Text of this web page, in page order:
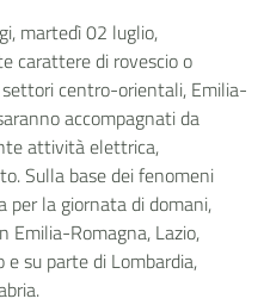
martedì 02 luglio,
carattere di rovescio o
centro-orientali, Emilia-
accompagnati da
attività elettrica,
Sulla base dei fenomeni
la giornata di domani,
Emilia-Romagna, Lazio,
su parte di Lombardia,